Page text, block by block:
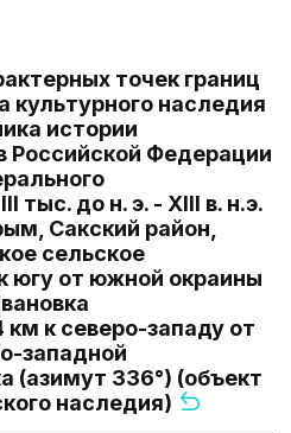
точек границ
культурного наследия
истории
Российской Федерации
тыс. до н. э. - XIII в. н.э.
Сакский район,
сельское
югу от южной окраины
км к северо-западу от
западной
(азимут 336°) (объект
наследия)